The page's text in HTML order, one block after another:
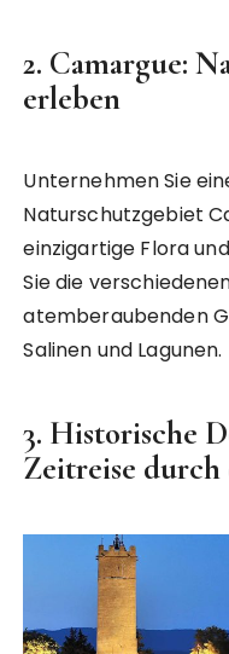
2. Camargue:
erleben
Unternehmen Sie
Naturschutzgebiet
einzigartige Flora
Sie die
atemberaubenden
Salinen und Lagunen.
3. Historische
Zeitreise